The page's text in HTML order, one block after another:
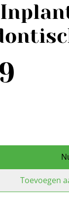
Toevoegen